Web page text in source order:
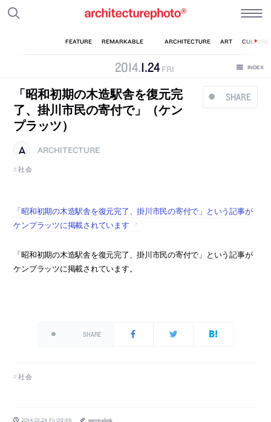
2014.1.24 FRI
SHARE
「昭和初期の木造駅舎を復元完
了、掛川市民の寄付で」（ケン
プラッツ）
ARCHITECTURE
社会
「昭和初期の木造駅舎を復元完了、掛川市民の寄付で」という記事が
ケンプラッツに掲載されています
「昭和初期の木造駅舎を復元完了、掛川市民の寄付で」という記事が
ケンプラッツに掲載されています。
SHARE
社会
2014.01.24 Fri 09:46 permalink